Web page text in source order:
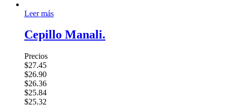
Leer más
Cepillo Manali.
Precios
$27.45
$26.90
$26.36
$25.84
$25.32